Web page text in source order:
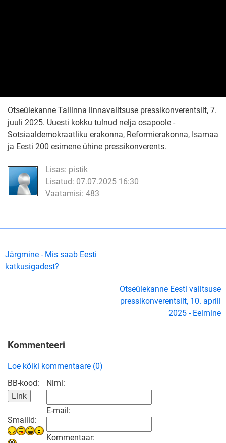
Otseülekanne Tallinna linnavalitsuse pressikonverentsilt, 7.
juuli 2025. Uuesti kokku tulnud nelja osapoole -
Sotsiaaldemokraatliku erakonna, Reformierakonna, Isamaa
ja Eesti 200 esimene ühine pressikonverents.
Lisas: pistik
Lisatud: 07.07.2025 16:30
Vaatamisi: 483
Järgmine - Mis saab Eesti
katkusigadest?
Otseülekanne Eesti valitsuse
pressikonverentsilt, 10. aprill
2025 - Eelmine
Kommenteeri
Loe kõiki kommentaare (0)
BB-kood:
Smailid:
Nimi:
E-mail:
Kommentaar: